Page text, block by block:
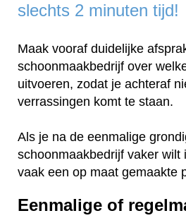
slechts 2 minuten tijd!
Maak vooraf duidelijke
schoonmaakbedrijf over
uitvoeren, zodat je achteraf
verrassingen komt te staan.
Als je na de eenmalige
schoonmaakbedrijf vaker wilt
vaak een op maat gemaakte
Eenmalige of